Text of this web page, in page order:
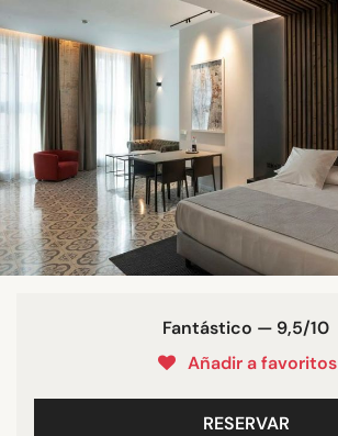
Fantástico — 9,5/10
Añadir a favoritos
RESERVAR